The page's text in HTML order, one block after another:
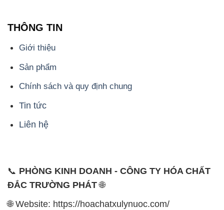
THÔNG TIN
Giới thiệu
Sản phẩm
Chính sách và quy định chung
Tin tức
Liên hệ
📞 PHÒNG KINH DOANH - CÔNG TY HÓA CHẤT
ĐẮC TRƯỜNG PHÁT🌐
🌐 Website: https://hoachatxulynuoc.com/